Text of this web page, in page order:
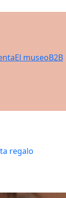
El museoB2B
regalo